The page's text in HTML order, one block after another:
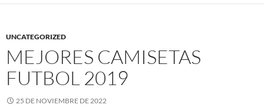
UNCATEGORIZED
MEJORES CAMISETAS
FUTBOL 2019
25 DE NOVIEMBRE DE 2022